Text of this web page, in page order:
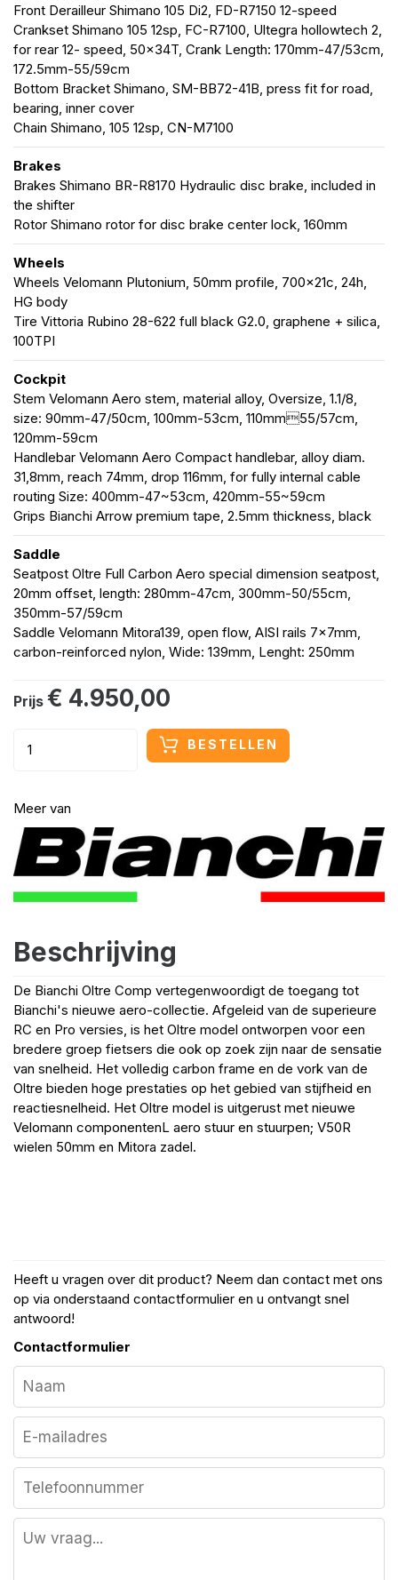
Front Derailleur Shimano 105 Di2, FD-R7150 12-speed
Crankset Shimano 105 12sp, FC-R7100, Ultegra hollowtech 2,
for rear 12- speed, 50x34T, Crank Length: 170mm-47/53cm,
172.5mm-55/59cm
Bottom Bracket Shimano, SM-BB72-41B, press fit for road,
bearing, inner cover
Chain Shimano, 105 12sp, CN-M7100
Brakes
Brakes Shimano BR-R8170 Hydraulic disc brake, included in
the shifter
Rotor Shimano rotor for disc brake center lock, 160mm
Wheels
Wheels Velomann Plutonium, 50mm profile, 700x21c, 24h,
HG body
Tire Vittoria Rubino 28-622 full black G2.0, graphene + silica,
100TPI
Cockpit
Stem Velomann Aero stem, material alloy, Oversize, 1.1/8,
size: 90mm-47/50cm, 100mm-53cm, 110mm55/57cm,
120mm-59cm
Handlebar Velomann Aero Compact handlebar, alloy diam.
31,8mm, reach 74mm, drop 116mm, for fully internal cable
routing Size: 400mm-47~53cm, 420mm-55~59cm
Grips Bianchi Arrow premium tape, 2.5mm thickness, black
Saddle
Seatpost Oltre Full Carbon Aero special dimension seatpost,
20mm offset, length: 280mm-47cm, 300mm-50/55cm,
350mm-57/59cm
Saddle Velomann Mitora139, open flow, AISI rails 7x7mm,
carbon-reinforced nylon, Wide: 139mm, Lenght: 250mm
Prijs € 4.950,00
BESTELLEN
Meer van
Beschrijving
De Bianchi Oltre Comp vertegenwoordigt de toegang tot
Bianchi's nieuwe aero-collectie. Afgeleid van de superieure
RC en Pro versies, is het Oltre model ontworpen voor een
bredere groep fietsers die ook op zoek zijn naar de sensatie
van snelheid. Het volledig carbon frame en de vork van de
Oltre bieden hoge prestaties op het gebied van stijfheid en
reactiesnelheid. Het Oltre model is uitgerust met nieuwe
Velomann componentenL aero stuur en stuurpen; V50R
wielen 50mm en Mitora zadel.
Heeft u vragen over dit product? Neem dan contact met ons
op via onderstaand contactformulier en u ontvangt snel
antwoord!
Contactformulier